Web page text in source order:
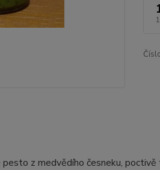
pesto z medvědího česneku,